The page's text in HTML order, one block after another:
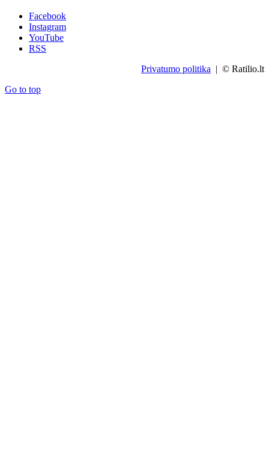
Facebook
Instagram
YouTube
RSS
Privatumo politika | © Ratilio.lt
Go to top